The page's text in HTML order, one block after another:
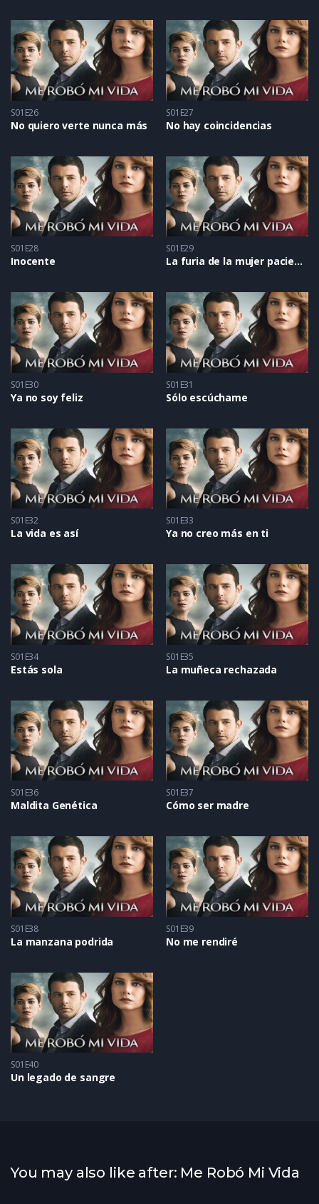
S01E26
No quiero verte nunca más
S01E27
No hay coincidencias
S01E28
Inocente
S01E29
La furia de la mujer paciente
S01E30
Ya no soy feliz
S01E31
Sólo escúchame
S01E32
La vida es así
S01E33
Ya no creo más en ti
S01E34
Estás sola
S01E35
La muñeca rechazada
S01E36
Maldita Genética
S01E37
Cómo ser madre
S01E38
La manzana podrida
S01E39
No me rendiré
S01E40
Un legado de sangre
You may also like after: Me Robó Mi Vida